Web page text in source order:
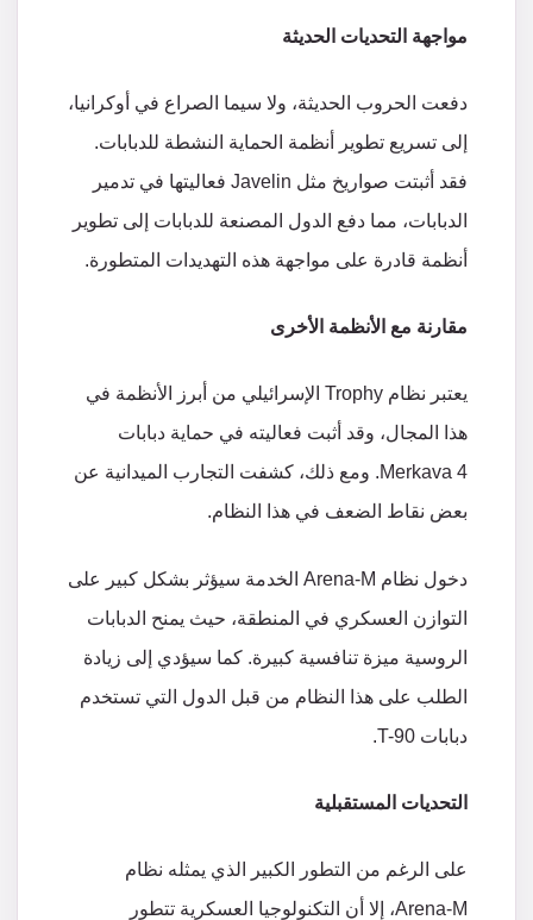
مواجهة التحديات الحديثة
دفعت الحروب الحديثة، ولا سيما الصراع في أوكرانيا،
إلى تسريع تطوير أنظمة الحماية النشطة للدبابات.
فقد أثبتت صواريخ مثل Javelin فعاليتها في تدمير
الدبابات، مما دفع الدول المصنعة للدبابات إلى تطوير
أنظمة قادرة على مواجهة هذه التهديدات المتطورة.
مقارنة مع الأنظمة الأخرى
يعتبر نظام Trophy الإسرائيلي من أبرز الأنظمة في
هذا المجال، وقد أثبت فعاليته في حماية دبابات
Merkava 4. ومع ذلك، كشفت التجارب الميدانية عن
بعض نقاط الضعف في هذا النظام.
دخول نظام Arena-M الخدمة سيؤثر بشكل كبير على
التوازن العسكري في المنطقة، حيث يمنح الدبابات
الروسية ميزة تنافسية كبيرة. كما سيؤدي إلى زيادة
الطلب على هذا النظام من قبل الدول التي تستخدم
دبابات T-90.
التحديات المستقبلية
على الرغم من التطور الكبير الذي يمثله نظام
Arena-M، إلا أن التكنولوجيا العسكرية تتطور